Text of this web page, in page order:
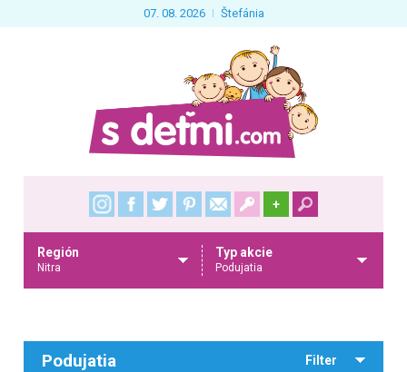
07. 08. 2026 Štefánia
+
Región
Nitra
Typ akcie
Podujatia
Podujatia Filter